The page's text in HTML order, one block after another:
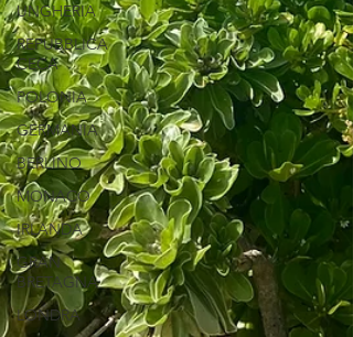
UNGHERIA
REPUBBLICA
CECA
POLONIA
GERMANIA
BERLINO
MONACO
IRLANDA
GRAN
BRETAGNA
LONDRA